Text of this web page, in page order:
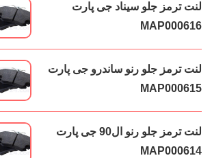
لنت ترمز جلو سیناد جی پارت
MAP000616
لنت ترمز جلو رنو ساندرو جی پارت
MAP000615
لنت ترمز جلو رنو ال90 جی پارت
MAP000614